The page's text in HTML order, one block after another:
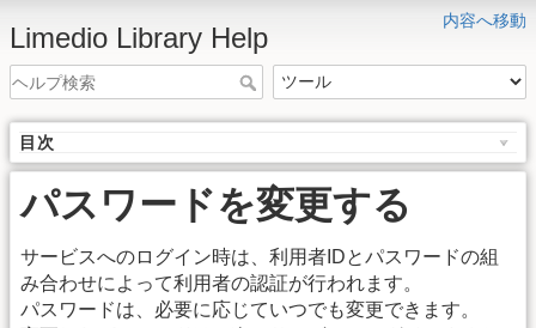
内容へ移動
Limedio Library Help
目次
パスワードを変更する
サービスへのログイン時は、利用者IDとパスワードの組
み合わせによって利用者の認証が行われます。
パスワードは、必要に応じていつでも変更できます。